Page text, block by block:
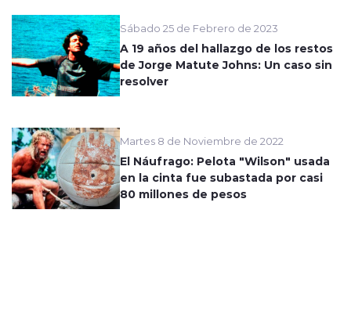
Sábado 25 de Febrero de 2023
A 19 años del hallazgo de los restos
de Jorge Matute Johns: Un caso sin
resolver
Martes 8 de Noviembre de 2022
El Náufrago: Pelota "Wilson" usada
en la cinta fue subastada por casi
80 millones de pesos